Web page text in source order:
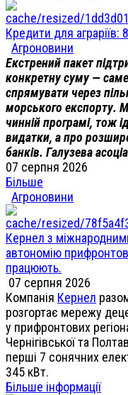
Кредити для
Агроновини
Екстрений пакет
конкретну суму —
спрямувати через
морського експорту.
чинній програмі, тож
видатки, а про
банків. Галузева
07 серпня 2026
Більше
Агроновини
Кернел з
автономію
працюють.
07 серпня 2026
Компанія Кернел
розгортає мережу
у прифронтових
Чернігівської та
перші 7 сонячних
345 кВт.
Більше інформації